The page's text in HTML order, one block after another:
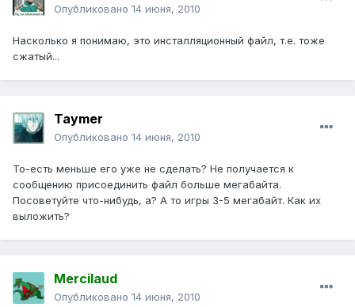
Опубликовано 14 июня, 2010
Насколько я понимаю, это инсталляционный файл, т.е. тоже
сжатый...
Taymer
Опубликовано 14 июня, 2010
То-есть меньше его уже не сделать? Не получается к
сообщению присоединить файл больше мегабайта.
Посоветуйте что-нибудь, а? А то игры 3-5 мегабайт. Как их
выложить?
Mercilaud
Опубликовано 14 июня, 2010